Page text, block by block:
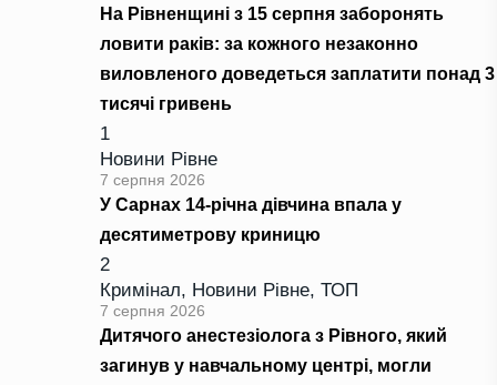
На Рівненщині з 15 серпня заборонять
ловити раків: за кожного незаконно
виловленого доведеться заплатити понад 3
тисячі гривень
1
Новини Рівне
7 серпня 2026
У Сарнах 14-річна дівчина впала у
десятиметрову криницю
2
Кримінал, Новини Рівне, ТОП
7 серпня 2026
Дитячого анестезіолога з Рівного, який
загинув у навчальному центрі, могли